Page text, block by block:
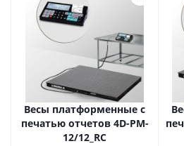
Весы платформенные с
печатью отчетов 4D-PM-
12/12_RC